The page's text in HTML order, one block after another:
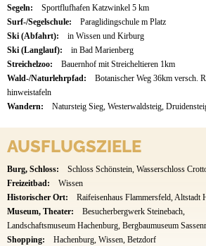
Segeln:
Sportflufhafen Katzwinkel 5 km
Surf-/Segelschule:
Paraglidingschule m Platz
Ski (Abfahrt):
in Wissen und Kirburg
Ski (Langlauf):
in Bad Marienberg
Streichelzoo:
Bauernhof mit Streicheltieren 1km
Wald-/Naturlehrpfad:
Botanischer Weg 36km versch.
hinweistafeln
Wandern:
Natursteig Sieg, Westerwaldsteig,
AUSFLUGSZIELE
Burg, Schloss:
Schloss Schönstein, Wasserschloss
Freizeitbad:
Wissen
Historischer Ort:
Raifeisenhaus Flammersfeld, Altstadt
Museum, Theater:
Besucherbergwerk Steinebach,
Landschaftsmuseum Hachenburg, Bergbaumuseum
Shopping:
Hachenburg, Wissen, Betzdorf